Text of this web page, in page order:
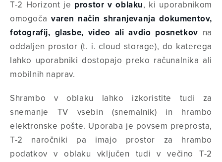
T-2 Horizont je prostor v oblaku, ki uporabnikom
omogočavaren način shranjevanja dokumentov,
fotografij, glasbe, video ali avdio posnetkov na
oddaljen prostor (t. i.cloud storage), do katerega
lahko uporabniki dostopajo preko računalnika ali
mobilnih naprav.
Shrambo v oblaku lahko izkoristite tudi za
snemanje TV vsebin (snemalnik) in hrambo
elektronske pošte. Uporaba je povsem preprosta,
T-2 naročniki pa imajo prostor za hrambo
podatkov v oblaku vključen tudi v večino T-2